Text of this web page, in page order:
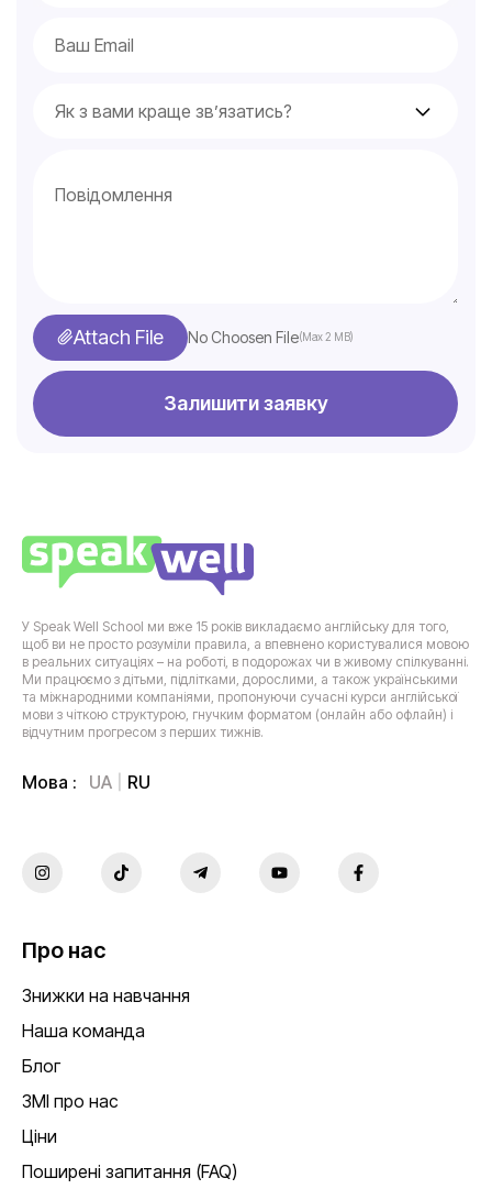
Attach File No Choosen File(Max 2 MB)
Залишити заявку
У Speak Well School ми вже 15 років викладаємо англійську для того,
щоб ви не просто розуміли правила, а впевнено користувалися мовою
в реальних ситуаціях – на роботі, в подорожах чи в живому спілкуванні.
Ми працюємо з дітьми, підлітками, дорослими, а також українськими
та міжнародними компаніями, пропонуючи сучасні курси англійської
мови з чіткою структурою, гнучким форматом (онлайн або офлайн) і
відчутним прогресом з перших тижнів.
Мова : UA RU
Про нас
Знижки на навчання
Наша команда
Блог
ЗМІ про нас
Ціни
Поширені запитання (FAQ)